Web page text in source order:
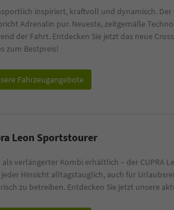
inspiriert, kraftvoll und dynamisch. Der
Adrenalin pur. Neueste, zeitgemäße
der Fahrt. Entdecken Sie jetzt das neue
zum Bestpreis!
Fahrzeugangebote
Leon Sportstourer
als verlängerter Kombi erhältlich – der CUPRA
Hinsicht alltagstauglich, auch für
zu betreiben. Entdecken Sie jetzt unsere